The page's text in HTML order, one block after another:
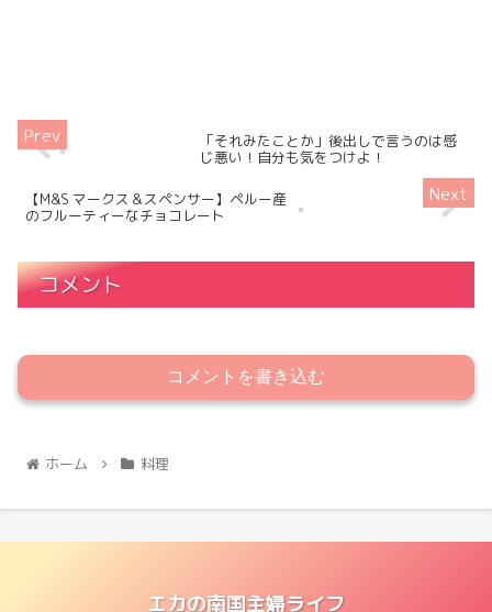
「それみたことか」後出しで言うのは感
じ悪い！自分も気をつけよ！
【M&S マークス＆スペンサー】ペルー産
のフルーティーなチョコレート
コメント
コメントを書き込む
ホーム 料理
エカの南国主婦ライフ